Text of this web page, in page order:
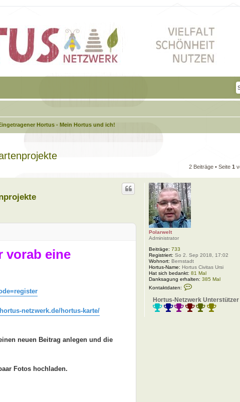
Hortus - Mein Hortus und ich!
2 Beiträge • Seite 1
Polarwelt
Administrator
Beiträge: 733
Registriert: So 2. Sep 2018, 17:02
Wohnort: Bernstadt
Hortus-Name: Hortus Civitas Ursi
Hat sich bedankt: 81 Mal
Danksagung erhalten: 385 Mal
Kontaktdaten:
t
a
Hortus-Netzwerk Unterstützer
vorab eine
netzwerk.de/hortus-karte/
neuen Beitrag anlegen und die
Fotos hochladen.